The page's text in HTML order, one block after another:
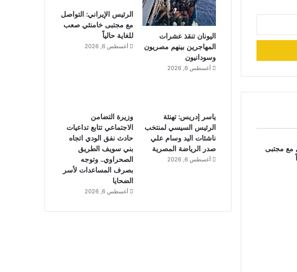
مع مجتبى
اليونان تنقذ عشرات
المهاجرين بينهم مصريون
وسودانيون
أغسطس 6, 2026
الرئيس الإيراني: التواصل
مع مجتبى خامنئي صعب
للغاية حالياً
أغسطس 6, 2026
ياسر إدريس: تهنئة
الرئيس السيسي لمنتخب
ناشئات اليد وسام علي
صدر الرياضة المصرية
أغسطس 6, 2026
وزيرة التضامن
الاجتماعي تتابع تداعيات
حادث نفق الودي اتجاه
بني سويف الطريق
الصحراوي.. وتوجه
بصرف المساعدات لأسر
الضحايا
أغسطس 6, 2026